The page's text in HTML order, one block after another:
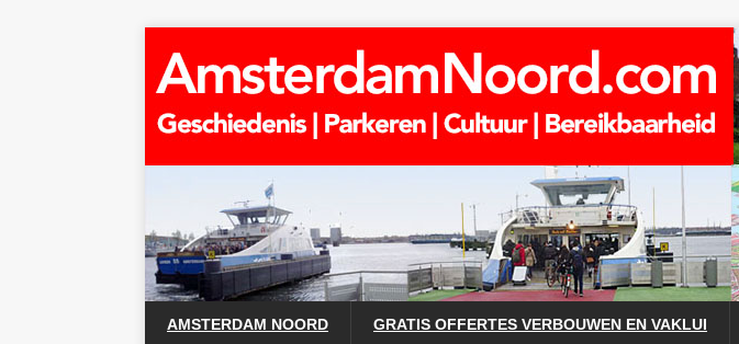
AMSTERDAM NOORD GRATIS OFFERTES VERBOUWEN EN VAKLUI